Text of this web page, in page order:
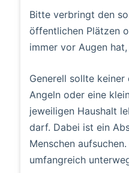
Bitte verbringt den
öffentlichen Plätzen
immer vor Augen
Generell sollte keiner
Angeln oder eine
jeweiligen Haushalt
darf. Dabei ist ein
Menschen
umfangreich